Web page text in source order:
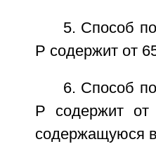
5. Способ
Р содержит от
6. Способ
Р содержит
содержащуюся